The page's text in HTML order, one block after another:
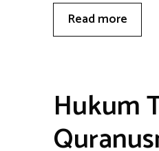
Read more
Hukum